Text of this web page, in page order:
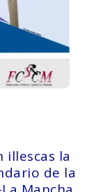
illescas la
de la